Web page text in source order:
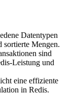
Datentypen
sortierte Mengen.
sind
Leistung und
eine effiziente
in Redis.